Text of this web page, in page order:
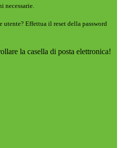
necessarie.
utente? Effettua il reset della password
la casella di posta elettronica!